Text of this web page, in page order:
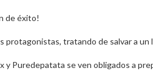
de éxito!
protagonistas, tratando de salvar a un
y Puredepatata se ven obligados a